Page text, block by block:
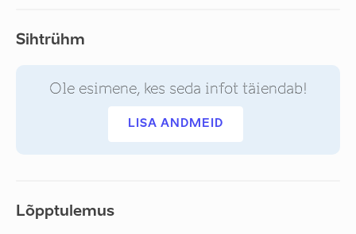
Sihtrühm
Ole esimene, kes seda infot täiendab!
LISA ANDMEID
Lõpptulemus